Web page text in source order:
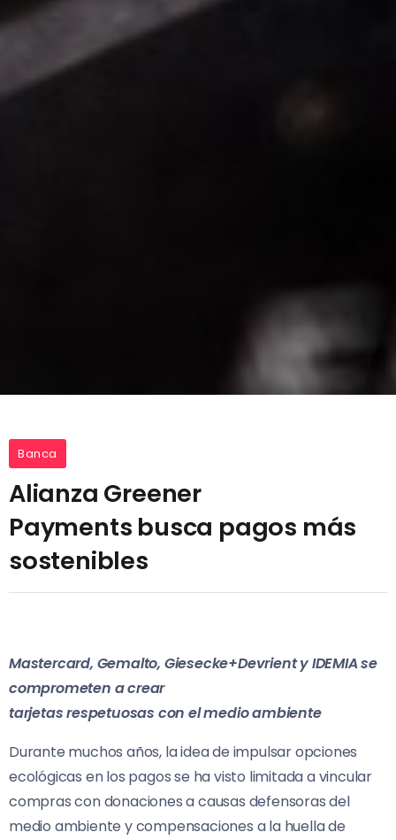
Banca
Alianza Greener
Payments busca pagos más
sostenibles
Mastercard, Gemalto, Giesecke+Devrient y IDEMIA se
comprometen a crear
tarjetas respetuosas con el medio ambiente
Durante muchos años, la idea de impulsar opciones
ecológicas en los pagos se ha visto limitada a vincular
compras con donaciones a causas defensoras del
medio ambiente y compensaciones a la huella de